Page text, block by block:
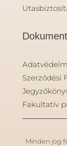
Szerződési
Fakultatív
Minden jog